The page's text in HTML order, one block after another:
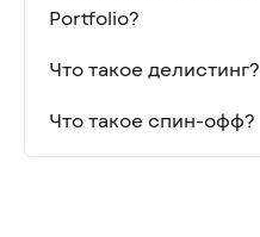
Portfolio?
Что такое делистинг?
Что такое спин-офф?